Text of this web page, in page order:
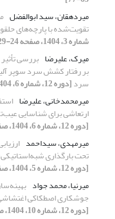
میردهقان، سید ابوالفضل
تقویت‌شده با پارچه‌های
شماره 3، 1404، صفحه 24-29]
میرک، علیرضا بررسی
سرد[دوره 12، شماره 6، 1404، صفحه 1-18]
میرمحمدخانی، علیرضا
ارتعاشی برای شناسایی
[دوره 12، شماره 6، 1404، صفحه 69-87]
میرمهدی، سیداحمد
تحت بارگذاری
[دوره 12، شماره 5، 1404، صفحه 20-28]
میرنیا، محمد جواد
جوشکاری اصطکاکی
[دوره 12، شماره 10، 1404، صفحه 69-85]